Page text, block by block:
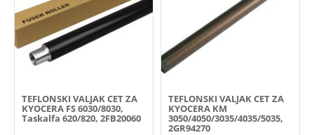
TEFLONSKI VALJAK CET ZA
KYOCERA FS 6030/8030,
Taskalfa 620/820, 2FB20060
TEFLONSKI VALJAK CET ZA
KYOCERA KM
3050/4050/3035/4035/5035,
2GR94270